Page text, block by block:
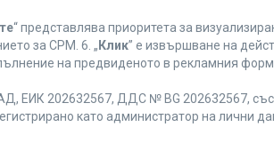
“ представлява приоритета за
за CPM. 6. „ Клик” е извършване на
на предвиденото в рекламния
ЕИК 202632567, ДДС № BG 202632567,
като администратор на лични